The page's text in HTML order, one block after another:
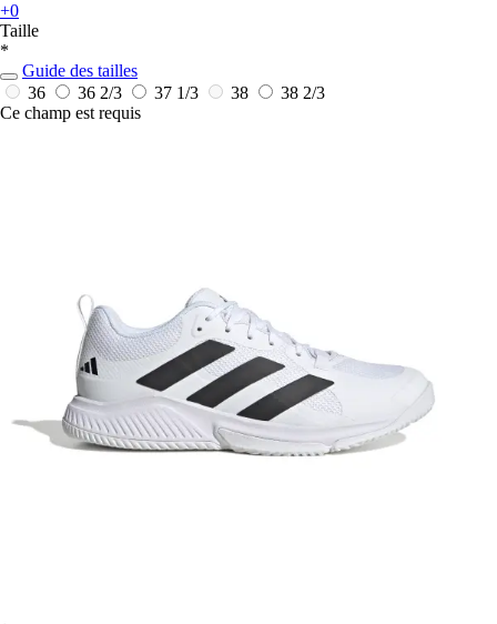
+0
Taille
*
Guide des tailles
36
36 2/3 37 1/3 38
38 2/3
Ce champ est requis